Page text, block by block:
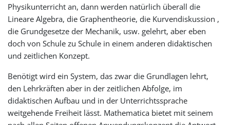
Physikunterricht an, dann werden natürlich überall die
Lineare Algebra, die Graphentheorie, die Kurvendiskussion ,
die Grundgesetze der Mechanik, usw. gelehrt, aber eben
doch von Schule zu Schule in einem anderen didaktischen
und zeitlichen Konzept.
Benötigt wird ein System, das zwar die Grundlagen lehrt,
den Lehrkräften aber in der zeitlichen Abfolge, im
didaktischen Aufbau und in der Unterrichtssprache
weitgehende Freiheit lässt. Mathematica bietet mit seinem